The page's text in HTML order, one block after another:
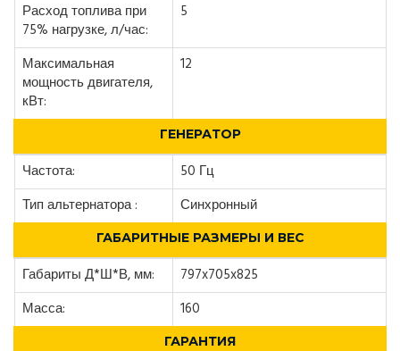
Расход топлива при
75% нагрузке, л/час:
5
Максимальная
мощность двигателя,
кВт:
12
ГЕНЕРАТОР
Частота:
50 Гц
Тип альтернатора :
Синхронный
ГАБАРИТНЫЕ РАЗМЕРЫ И ВЕС
Габариты Д*Ш*В, мм:
797x705x825
Масса:
160
ГАРАНТИЯ